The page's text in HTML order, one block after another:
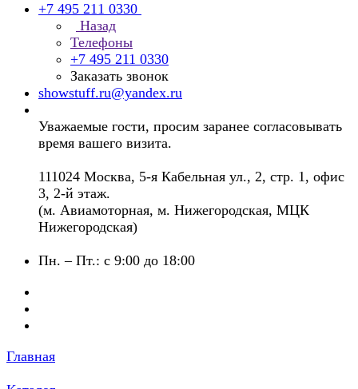
+7 495 211 0330
Назад
Телефоны
+7 495 211 0330
Заказать звонок
showstuff.ru@yandex.ru
Уважаемые гости, просим заранее согласовывать
время вашего визита.
111024 Москва, 5-я Кабельная ул., 2, стр. 1, офис
3, 2-й этаж.
(м. Авиамоторная, м. Нижегородская, МЦК
Нижегородская)
Пн. – Пт.: с 9:00 до 18:00
Главная